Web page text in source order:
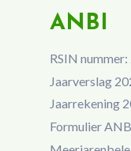
ANBI
RSIN
Jaarverslag
Jaarrekening
Formulier